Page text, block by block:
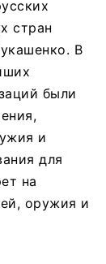
стран
В
были
и
для
на
оружия и